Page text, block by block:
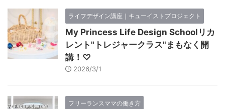
ライフデザイン講座｜キューイストプロジェクト
My Princess Life Design Schoolリカ
レント"トレジャークラス"まもなく開
講！♡
2026/3/1
フリーランスママの働き方